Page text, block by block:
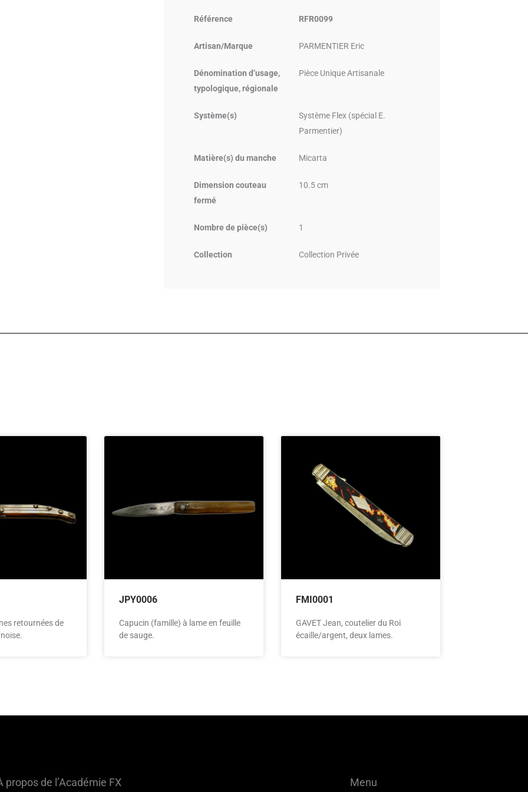
Référence RFR0099
Artisan/Marque PARMENTIER Eric
Dénomination d’usage,
typologique, régionale
Pièce Unique Artisanale
Système(s)
Système Flex (spécial E.
Parmentier)
Matière(s) du manche Micarta
Dimension couteau
fermé
10.5 cm
Nombre de pièce(s) 1
Collection Collection Privée
retournées de
JPY0006
Capucin (famille) à lame en feuille
de sauge.
FMI0001
GAVET Jean, coutelier du Roi
écaille/argent, deux lames.
propos de l’Académie FX Menu